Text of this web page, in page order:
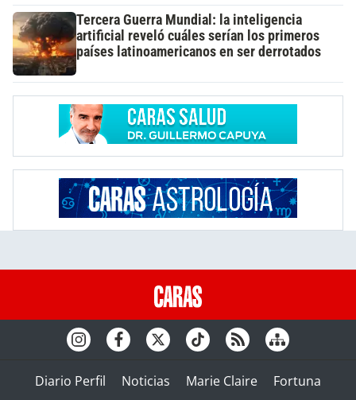
Tercera Guerra Mundial: la inteligencia
artificial reveló cuáles serían los primeros
países latinoamericanos en ser derrotados
Diario Perfil Noticias Marie Claire
Fortuna